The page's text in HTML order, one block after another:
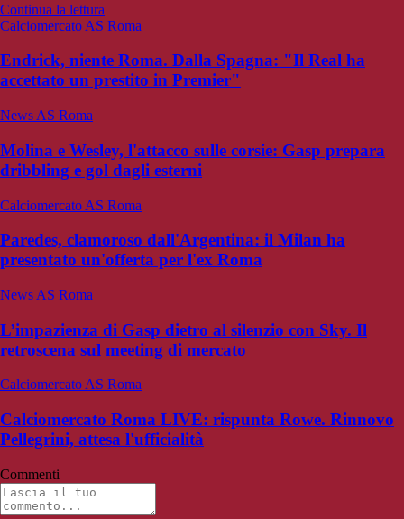
Continua la lettura
Calciomercato AS Roma
Endrick, niente Roma. Dalla Spagna: "Il Real ha
accettato un prestito in Premier"
News AS Roma
Molina e Wesley, l'attacco sulle corsie: Gasp prepara
dribbling e gol dagli esterni
Calciomercato AS Roma
Paredes, clamoroso dall'Argentina: il Milan ha
presentato un'offerta per l'ex Roma
News AS Roma
L’impazienza di Gasp dietro al silenzio con Sky. Il
retroscena sul meeting di mercato
Calciomercato AS Roma
Calciomercato Roma LIVE: rispunta Rowe. Rinnovo
Pellegrini, attesa l'ufficialità
Commenti